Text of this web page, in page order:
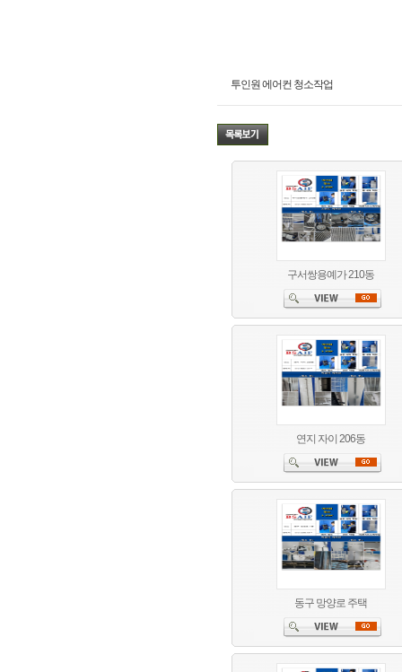
투인원 에어컨 청소작업
구서쌍용예가 210동
연지 자이 206동
동구 망양로 주택